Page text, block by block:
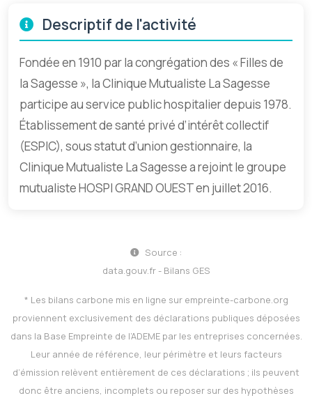
Descriptif de l'activité
Fondée en 1910 par la congrégation des « Filles de
la Sagesse », la Clinique Mutualiste La Sagesse
participe au service public hospitalier depuis 1978.
Établissement de santé privé d’intérêt collectif
(ESPIC), sous statut d’union gestionnaire, la
Clinique Mutualiste La Sagesse a rejoint le groupe
mutualiste HOSPI GRAND OUEST en juillet 2016.
Source :
data.gouv.fr - Bilans GES
* Les bilans carbone mis en ligne sur empreinte-carbone.org
proviennent exclusivement des déclarations publiques déposées
dans la Base Empreinte de l’ADEME par les entreprises concernées.
Leur année de référence, leur périmètre et leurs facteurs
d’émission relèvent entièrement de ces déclarations ; ils peuvent
donc être anciens, incomplets ou reposer sur des hypothèses